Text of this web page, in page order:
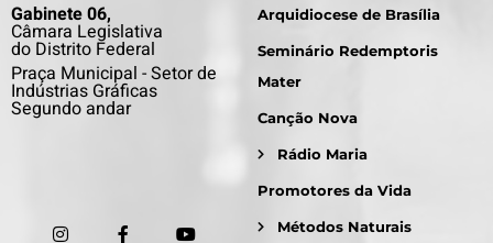
Gabinete 06,
Câmara Legislativa
do Distrito Federal
Praça Municipal - Setor de
Indústrias Gráficas
Segundo andar
Arquidiocese de Brasília
Seminário Redemptoris
Mater
Canção Nova
Rádio Maria
Promotores da Vida
Métodos Naturais